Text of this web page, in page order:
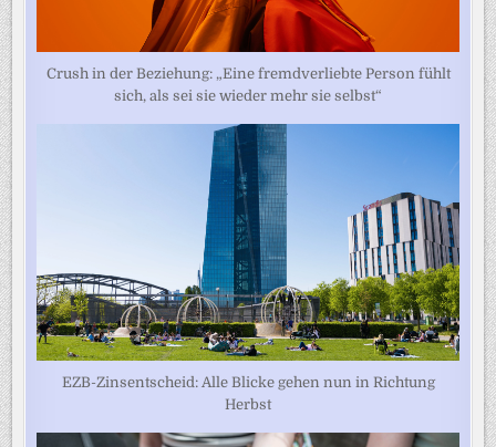
Crush in der Beziehung: „Eine fremdverliebte Person fühlt
sich, als sei sie wieder mehr sie selbst“
EZB-Zinsentscheid: Alle Blicke gehen nun in Richtung
Herbst